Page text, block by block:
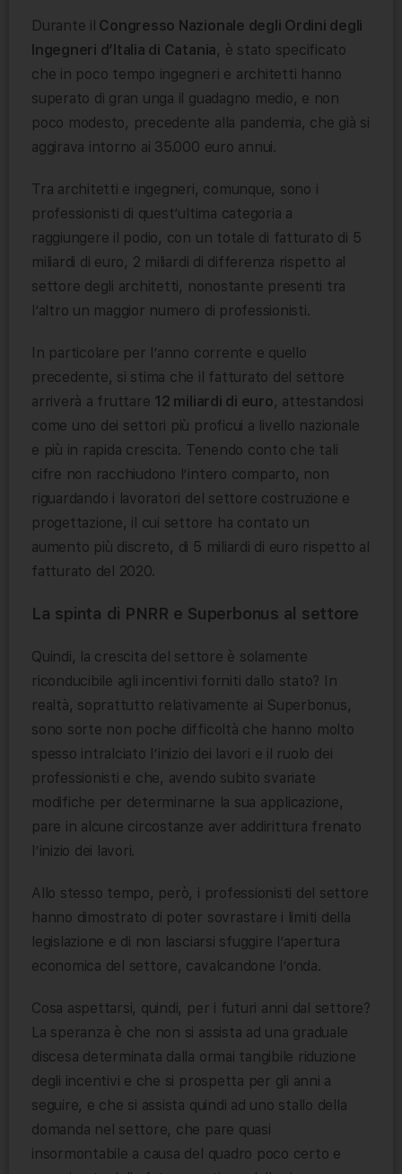
Durante il Congresso Nazionale degli Ordini degli
Ingegneri d’Italia di Catania, è stato specificato
che in poco tempo ingegneri e architetti hanno
superato di gran unga il guadagno medio, e non
poco modesto, precedente alla pandemia, che già si
aggirava intorno ai 35.000 euro annui.
Tra architetti e ingegneri, comunque, sono i
professionisti di quest’ultima categoria a
raggiungere il podio, con un totale di fatturato di 5
miliardi di euro, 2 miliardi di differenza rispetto al
settore degli architetti, nonostante presenti tra
l’altro un maggior numero di professionisti.
In particolare per l’anno corrente e quello
precedente, si stima che il fatturato del settore
arriverà a fruttare 12 miliardi di euro, attestandosi
come uno dei settori più proficui a livello nazionale
e più in rapida crescita. Tenendo conto che tali
cifre non racchiudono l’intero comparto, non
riguardando i lavoratori del settore costruzione e
progettazione, il cui settore ha contato un
aumento più discreto, di 5 miliardi di euro rispetto al
fatturato del 2020.
La spinta di PNRR e Superbonus al settore
Quindi, la crescita del settore è solamente
riconducibile agli incentivi forniti dallo stato? In
realtà, soprattutto relativamente ai Superbonus,
sono sorte non poche difficoltà che hanno molto
spesso intralciato l’inizio dei lavori e il ruolo dei
professionisti e che, avendo subito svariate
modifiche per determinarne la sua applicazione,
pare in alcune circostanze aver addirittura frenato
l’inizio dei lavori.
Allo stesso tempo, però, i professionisti del settore
hanno dimostrato di poter sovrastare i limiti della
legislazione e di non lasciarsi sfuggire l’apertura
economica del settore, cavalcandone l’onda.
Cosa aspettarsi, quindi, per i futuri anni dal settore?
La speranza è che non si assista ad una graduale
discesa determinata dalla ormai tangibile riduzione
degli incentivi e che si prospetta per gli anni a
seguire, e che si assista quindi ad uno stallo della
domanda nel settore, che pare quasi
insormontabile a causa del quadro poco certo e